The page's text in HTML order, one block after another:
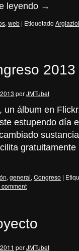
leyendo →
, web | Etiquetado
2013
porJMTubet
un álbum en
estupendo día
gratuitamente
, general, Congreso |
porJMTubet